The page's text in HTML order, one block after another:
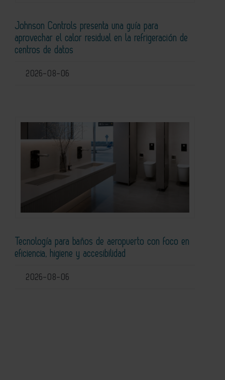
Johnson Controls presenta una guía para
aprovechar el calor residual en la refrigeración de
centros de datos
2026-08-06
Tecnología para baños de aeropuerto con foco en
eficiencia, higiene y accesibilidad
2026-08-06